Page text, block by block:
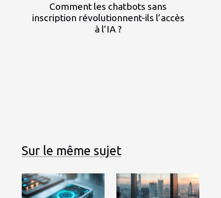
Comment les chatbots sans
inscription révolutionnent-ils l’accès
à l’IA ?
Sur le même sujet